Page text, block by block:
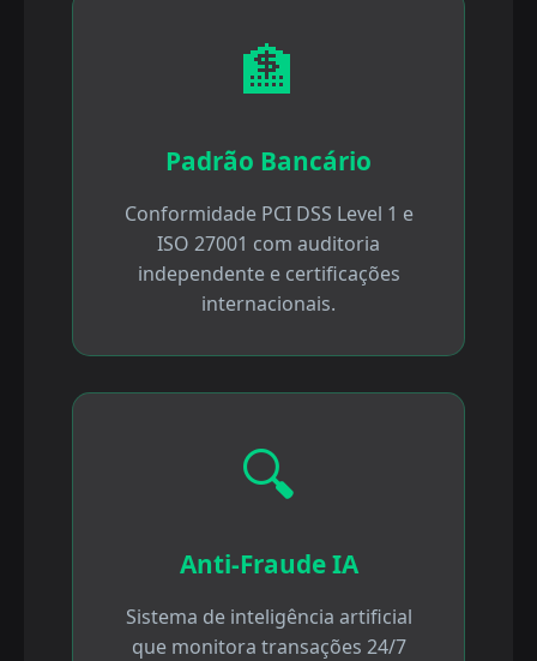
🏦
Padrão Bancário
Conformidade PCI DSS Level 1 e
ISO 27001 com auditoria
independente e certificações
internacionais.
🔍
Anti-Fraude IA
Sistema de inteligência artificial
que monitora transações 24/7